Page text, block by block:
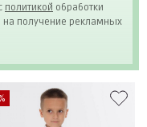
политикой обработки
на получение рекламных